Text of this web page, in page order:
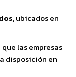
, ubicados en
que las empresas
disposición en